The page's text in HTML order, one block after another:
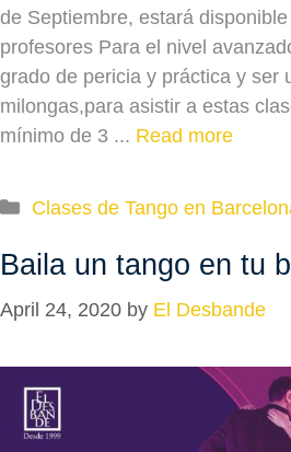
de Septiembre, estará
profesores Para el nivel
grado de pericia y práctica y ser
milongas,para asistir a estas
mínimo de 3 ... Read more
Categories
Clases de Tango en
Baila un tango en tu
April 24, 2020 by El Desbande